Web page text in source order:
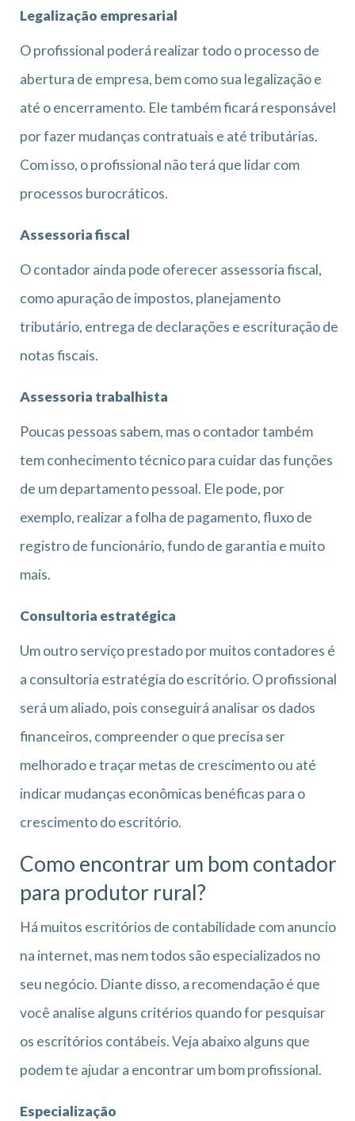
Legalização empresarial
O profissional poderá realizar todo o processo de
abertura de empresa, bem como sua legalização e
até o encerramento. Ele também ficará responsável
por fazer mudanças contratuais e até tributárias.
Com isso, o profissional não terá que lidar com
processos burocráticos.
Assessoria fiscal
O contador ainda pode oferecer assessoria fiscal,
como apuração de impostos, planejamento
tributário, entrega de declarações e escrituração de
notas fiscais.
Assessoria trabalhista
Poucas pessoas sabem, mas o contador também
tem conhecimento técnico para cuidar das funções
de um departamento pessoal. Ele pode, por
exemplo, realizar a folha de pagamento, fluxo de
registro de funcionário, fundo de garantia e muito
mais.
Consultoria estratégica
Um outro serviço prestado por muitos contadores é
a consultoria estratégia do escritório. O profissional
será um aliado, pois conseguirá analisar os dados
financeiros, compreender o que precisa ser
melhorado e traçar metas de crescimento ou até
indicar mudanças econômicas benéficas para o
crescimento do escritório.
Como encontrar um bom contador
para produtor rural?
Há muitos escritórios de contabilidade com anuncio
na internet, mas nem todos são especializados no
seu negócio. Diante disso, a recomendação é que
você analise alguns critérios quando for pesquisar
os escritórios contábeis. Veja abaixo alguns que
podem te ajudar a encontrar um bom profissional.
Especialização